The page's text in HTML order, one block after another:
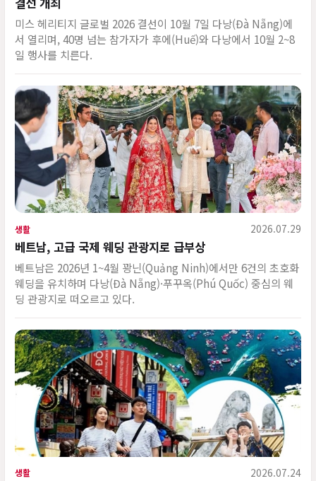
미스 헤리티지 글로벌 2026 결선이 10월 7일 다낭(Đà Nẵng)에
서 열리며, 40명 넘는 참가자가 후에(Huế)와 다낭에서 10월 2~8
일 행사를 치른다.
생활 2026.07.29
베트남, 고급 국제 웨딩 관광지로 급부상
베트남은 2026년 1~4월 꽝닌(Quảng Ninh)에서만 6건의 초호화
웨딩을 유치하며 다낭(Đà Nẵng)·푸꾸옥(Phú Quốc) 중심의 웨
딩 관광지로 떠오르고 있다.
생활 2026.07.24